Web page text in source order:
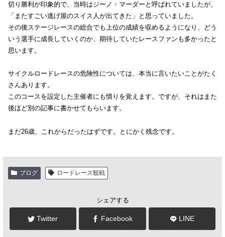
切り勝利が印象的で、当時はジーノ・マーダーと呼ばれていましたが、
「またすごい逃げ屋のスイス人が出てきた」と思っていました。
その後ステージレースの総合でも上位の成績を収めるようになり、どう
いう選手に成長していくのか、期待していたレースファンも多かったと
思います。
サイクルロードレースの危険性については、本当に言いたいことがたく
さんあります。
このコースを設定した主催者にも憤りを覚えます。ですが、それはまた
後ほど別の記事に書かせてもらいます。
まだ26歳、これからだったはずです。とにかく残念です。
ブログ ロードレース観戦
シェアする
Twitter Facebook LINE